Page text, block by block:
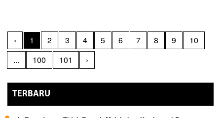
‹ 1 2 3 4 5 6 7 8 9
10
...
100 101 ›
TERBARU